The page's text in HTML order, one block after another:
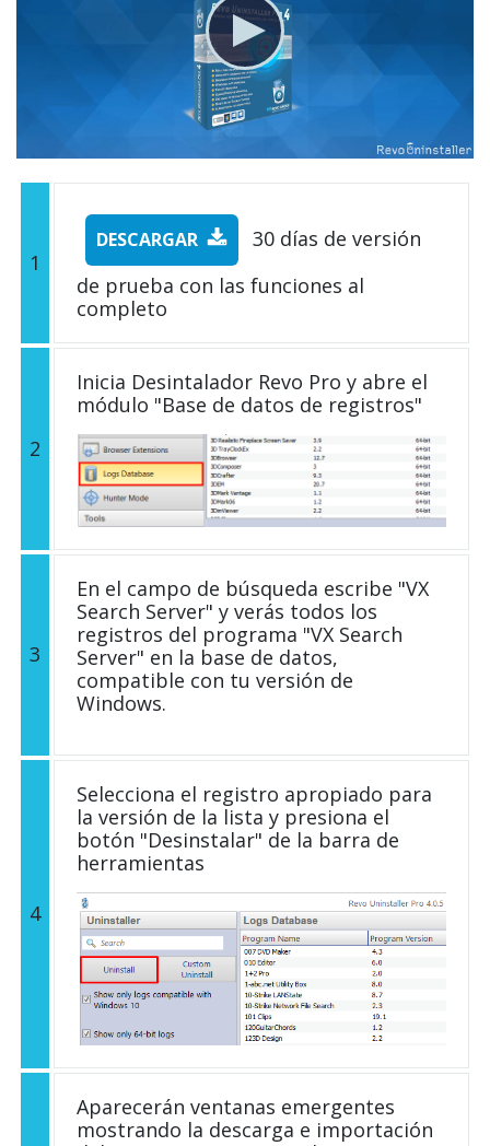
1
DESCARGAR
30 días de versión
de prueba con las funciones al
completo
2
Inicia Desintalador Revo Pro y abre el
módulo "Base de datos de registros"
3
En el campo de búsqueda escribe "VX
Search Server" y verás todos los
registros del programa "VX Search
Server" en la base de datos,
compatible con tu versión de
Windows.
4
Selecciona el registro apropiado para
la versión de la lista y presiona el
botón "Desinstalar" de la barra de
herramientas
Aparecerán ventanas emergentes
mostrando la descarga e importación